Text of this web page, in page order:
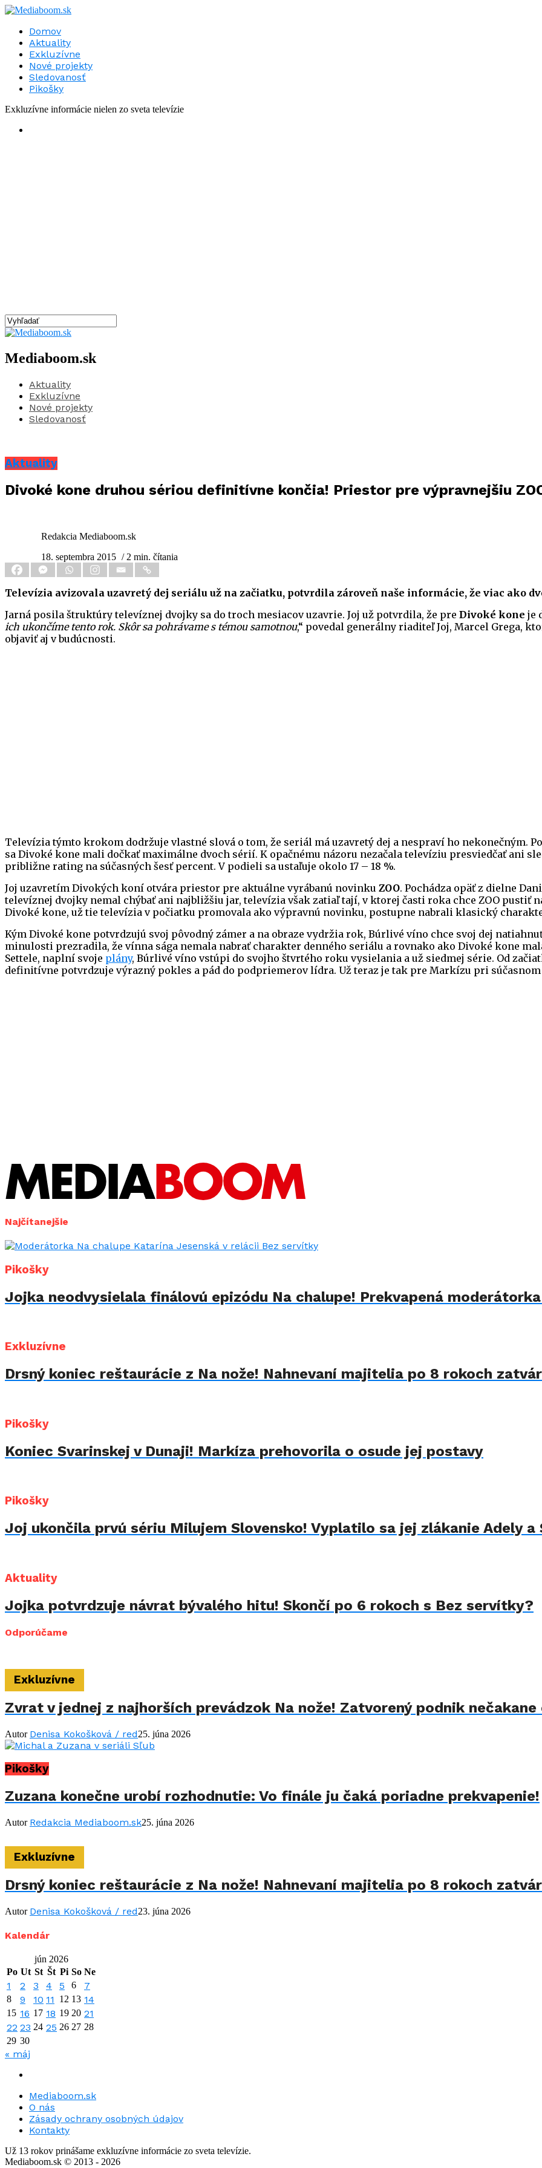
Domov
Aktuality
Exkluzívne
Nové projekty
Sledovanosť
Pikošky
Exkluzívne informácie nielen zo sveta televízie
Mediaboom.sk
Aktuality
Exkluzívne
Nové projekty
Sledovanosť
Aktuality
Divoké kone druhou sériou definitívne končia! Priestor pre výpravnejšiu
Redakcia Mediaboom.sk
18. septembra 2015 / 2 min. čítania
Televízia avizovala uzavretý dej seriálu už na začiatku, potvrdila zároveň naše informácie, že viac ako
Jarná posila štruktúry televíznej dvojky sa do troch mesiacov uzavrie. Joj už potvrdila, že pre Divoké kone je
ich ukončíme tento rok. Skôr sa pohrávame s témou samotnou,“ povedal generálny riaditeľ Joj, Marcel Grega,
objaviť aj v budúcnosti.
Televízia týmto krokom dodržuje vlastné slová o tom, že seriál má uzavretý dej a nespraví ho nekonečným.
sa Divoké kone mali dočkať maximálne dvoch sérií. K opačnému názoru nezačala televíziu presviedčať ani
približne rating na súčasných šesť percent. V podieli sa ustaľuje okolo 17 – 18 %.
Joj uzavretím Divokých koní otvára priestor pre aktuálne vyrábanú novinku ZOO. Pochádza opäť z dielne
televíznej dvojky nemal chýbať ani najbližšiu jar, televízia však zatiaľ tají, v ktorej časti roka chce ZOO pustiť
Divoké kone, už tie televízia v počiatku promovala ako výpravnú novinku, postupne nabrali klasický
Kým Divoké kone potvrdzujú svoj pôvodný zámer a na obraze vydržia rok, Búrlivé víno chce svoj dej
minulosti prezradila, že vínna sága nemala nabrať charakter denného seriálu a rovnako ako Divoké kone
Settele, naplní svoje plány, Búrlivé víno vstúpi do svojho štvrtého roku vysielania a už siedmej série. Od
definitívne potvrdzuje výrazný pokles a pád do podpriemerov lídra. Už teraz je tak pre Markízu pri
Najčítanejšie
Pikošky
Jojka neodvysielala finálovú epizódu Na chalupe! Prekvapená
Exkluzívne
Drsný koniec reštaurácie z Na nože! Nahnevaní majitelia po 8 rokoch
Pikošky
Koniec Svarinskej v Dunaji! Markíza prehovorila o osude jej postavy
Pikošky
Joj ukončila prvú sériu Milujem Slovensko! Vyplatilo sa jej zlákanie Adely a
Aktuality
Jojka potvrdzuje návrat bývalého hitu! Skončí po 6 rokoch s Bez servítky?
Odporúčame
Exkluzívne
Zvrat v jednej z najhorších prevádzok Na nože! Zatvorený podnik
Autor Denisa Kokošková / red25. júna 2026
Pikošky
Zuzana konečne urobí rozhodnutie: Vo finále ju čaká poriadne prekvapenie!
Autor Redakcia Mediaboom.sk25. júna 2026
Exkluzívne
Drsný koniec reštaurácie z Na nože! Nahnevaní majitelia po 8 rokoch
Autor Denisa Kokošková / red23. júna 2026
Kalendár
jún 2026
Po Ut St Št Pi So Ne
1 2 3 4 5 6 7
8 9 10 11 12 13 14
15 16 17 18 19 20 21
22 23 24 25 26 27 28
29 30
« máj
Mediaboom.sk
O nás
Zásady ochrany osobných údajov
Kontakty
Už 13 rokov prinášame exkluzívne informácie zo sveta televízie.
Mediaboom.sk © 2013 - 2026